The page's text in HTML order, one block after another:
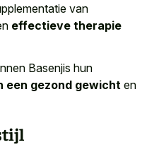
van
effectieve therapie
Basenjis hun
een gezond gewicht en